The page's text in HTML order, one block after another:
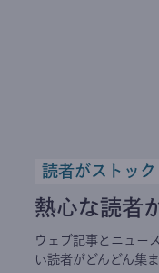
読者がストック
熱心な読者
ウェブ記事とニュー
い読者がどんどん集